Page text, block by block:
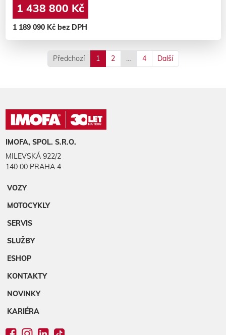
1 438 800 Kč
1 189 090 Kč bez DPH
Předchozí 1 2 … 4 Další
IMOFA, SPOL. S.R.O.
MILEVSKÁ 922/2
140 00 PRAHA 4
VOZY
MOTOCYKLY
SERVIS
SLUŽBY
ESHOP
KONTAKTY
NOVINKY
KARIÉRA